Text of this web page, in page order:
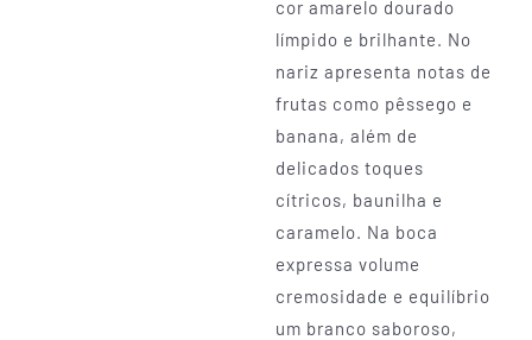
cor amarelo dourado
límpido e brilhante. No
nariz apresenta notas de
frutas como pêssego e
banana, além de
delicados toques
cítricos, baunilha e
caramelo. Na boca
expressa volume
cremosidade e equilíbrio
um branco saboroso,